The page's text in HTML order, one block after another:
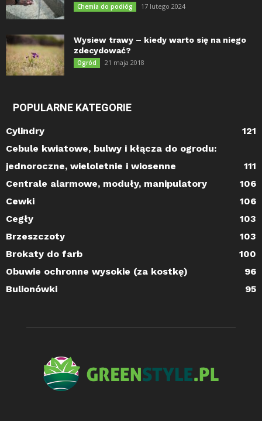
Chemia do podłóg 17 lutego 2024
Wysiew trawy – kiedy warto się na niego
zdecydować?
Ogród 21 maja 2018
POPULARNE KATEGORIE
Cylindry
121
Cebule kwiatowe, bulwy i kłącza do ogrodu:
jednoroczne, wieloletnie i wiosenne
111
Centrale alarmowe, moduły, manipulatory
106
Cewki
106
Cegły
103
Brzeszczoty
103
Brokaty do farb
100
Obuwie ochronne wysokie (za kostkę)
96
Bulionówki
95